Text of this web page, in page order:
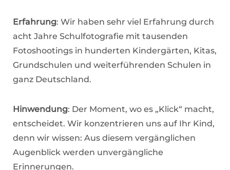
Erfahrung: Wir haben sehr viel Erfahrung durch
acht Jahre Schulfotografie mit tausenden
Fotoshootings in hunderten Kindergärten, Kitas,
Grundschulen und weiterführenden Schulen in
ganz Deutschland.
Hinwendung: Der Moment, wo es „Klick“ macht,
entscheidet. Wir konzentrieren uns auf Ihr Kind,
denn wir wissen: Aus diesem vergänglichen
Augenblick werden unvergängliche
Erinnerungen.